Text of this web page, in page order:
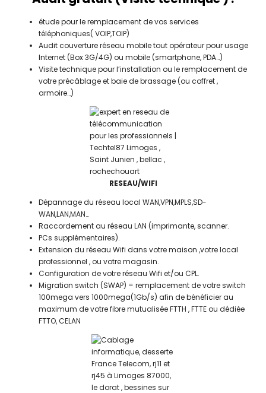
étude pour le remplacement de vos services
téléphoniques( VOIP,TOIP)
Audit couverture réseau mobile tout opérateur pour usage
Internet (Box 3G/4G) ou mobile (smartphone, PDA…)
Visite technique pour l’installation ou le remplacement de
votre précâblage et baie de brassage (ou coffret ,
armoire…)
RESEAU/WIFI
Dépannage du réseau local WAN,VPN,MPLS,SD-
WAN,LAN,MAN…
Raccordement au réseau LAN (imprimante, scanner.
PCs supplémentaires).
Extension du réseau Wifi dans votre maison ,votre local
professionnel , ou votre magasin.
Configuration de votre réseau Wifi et/ou CPL.
Migration switch (SWAP) = remplacement de votre switch
100mega vers 1000mega(1Gb/s) afin de bénéficier au
maximum de votre fibre mutualisée FTTH , FTTE ou dédiée
FTTO, CELAN